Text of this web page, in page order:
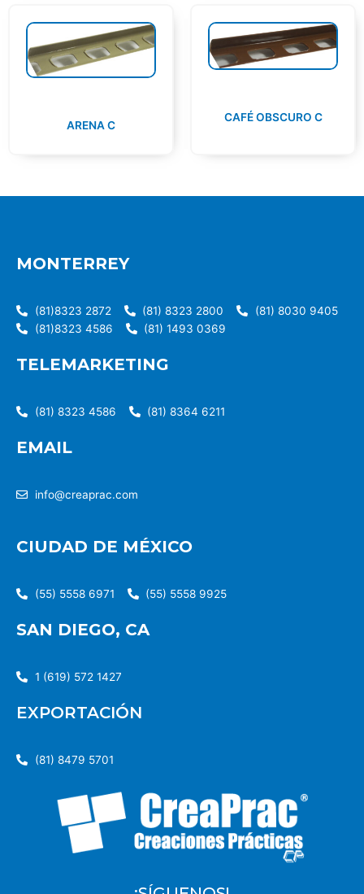
ARENA C
CAFÉ OBSCURO C
MONTERREY
(81)8323 2872 (81) 8323 2800
(81) 8030 9405
(81)8323 4586
(81) 1493 0369
TELEMARKETING
(81) 8323 4586 (81) 8364 6211
EMAIL
info@creaprac.com
CIUDAD DE MÉXICO
(55) 5558 6971 (55) 5558 9925
SAN DIEGO, CA
1 (619) 572 1427
EXPORTACIÓN
(81) 8479 5701